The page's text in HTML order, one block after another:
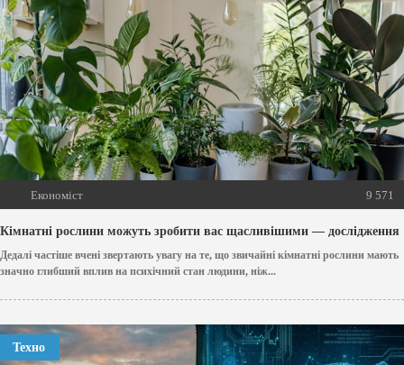
Економіст 9 571
Кімнатні рослини можуть зробити вас щасливішими — дослідження
Дедалі частіше вчені звертають увагу на те, що звичайні кімнатні рослини мають
значно глибший вплив на психічний стан людини, ніж...
Техно